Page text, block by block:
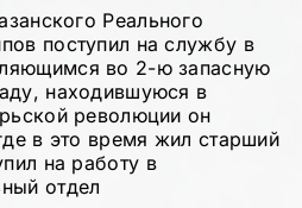
Реального
поступил на службу в
во 2-ю запасную
находившуюся в
революции он
в это время жил старший
на работу в
отдел